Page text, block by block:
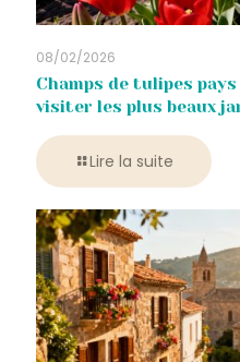
08/02/2026
Champs de tulipes
visiter les plus beaux
Lire la suite